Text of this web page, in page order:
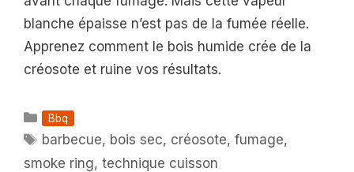
blanche épaisse n’est pas de la fumée réelle.
Apprenez comment le bois humide crée de la
créosote et ruine vos résultats.
Catégories
Bbq
Étiquettes
barbecue, bois sec, créosote,fumage,
smoke ring, technique cuisson